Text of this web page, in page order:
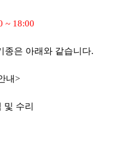
~ 18:00
종은 아래와 같습니다.
내>
및 수리